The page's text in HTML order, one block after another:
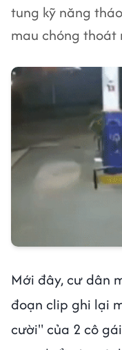
tung kỹ năng
mau chóng thoát
Mới đây, cư dân
đoạn clip ghi lại
cười" của 2 cô